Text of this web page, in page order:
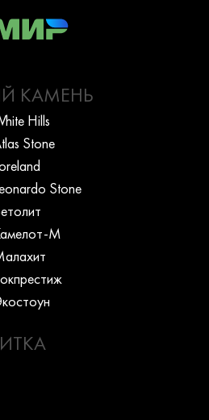
КАМЕНЬ
Hills
Stone
Stone
М